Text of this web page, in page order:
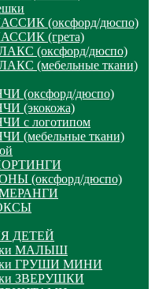
(оксфорд/дюспо)
(грета)
(оксфорд/дюспо)
(мебельные ткани)
(оксфорд/дюспо)
(экокожа)
с логотипом
(мебельные ткани)
(оксфорд/дюспо)
ДЕТЕЙ
МАЛЫШ
ГРУШИ МИНИ
ЗВЕРУШКИ